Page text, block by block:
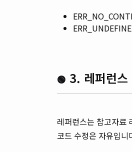
🟢 3. 레퍼런
레퍼런스는 참고자료
코드 수정은 자유입니